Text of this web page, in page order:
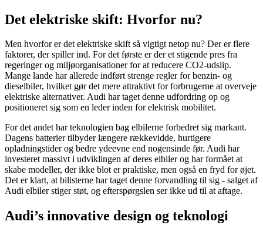
Det elektriske skift: Hvorfor nu?
Men hvorfor er det elektriske skift så vigtigt netop nu? Der er flere
faktorer, der spiller ind. For det første er der et stigende pres fra
regeringer og miljøorganisationer for at reducere CO2-udslip.
Mange lande har allerede indført strenge regler for benzin- og
dieselbiler, hvilket gør det mere attraktivt for forbrugerne at overveje
elektriske alternativer. Audi har taget denne udfordring op og
positioneret sig som en leder inden for elektrisk mobilitet.
For det andet har teknologien bag elbilerne forbedret sig markant.
Dagens batterier tilbyder længere rækkevidde, hurtigere
opladningstider og bedre ydeevne end nogensinde før. Audi har
investeret massivt i udviklingen af deres elbiler og har formået at
skabe modeller, der ikke blot er praktiske, men også en fryd for øjet.
Det er klart, at bilisterne har taget denne forvandling til sig - salget af
Audi elbiler stiger støt, og efterspørgslen ser ikke ud til at aftage.
Audi’s innovative design og teknologi